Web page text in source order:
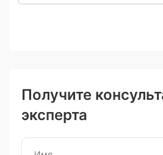
Получите
эксперта